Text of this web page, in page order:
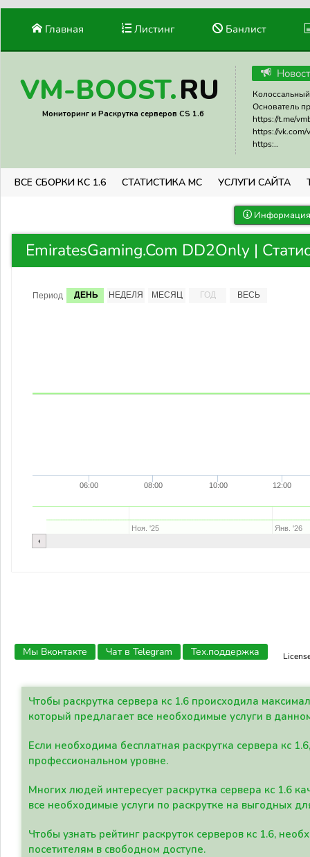
Главная Листинг Банлист
VM-BOOST.RU
Мониторинг и Раскрутка серверов CS 1.6
Основатель
https://t.me/
https://vk.com/
https:..
ВСЕ СБОРКИ КС 1.6 СТАТИСТИКА МС УСЛУГИ САЙТА
EmiratesGaming.Com DD2Only |
Период ДЕНЬ НЕДЕЛЯ МЕСЯЦ ГОД ВЕСЬ
06:00 08:00 10:00 12:00
Ноя. '25 Янв. '26
Мы Вконтакте Чат в Telegram Тех.поддержка
Чтобы раскрутка сервера кс 1.6 происходила
который предлагает все необходимые услуги в
Если необходима бесплатная раскрутка сервера кс
профессиональном уровне.
Многих людей интересует раскрутка сервера кс 1.6
все необходимые услуги по раскрутке на выгодных
Чтобы узнать рейтинг раскруток серверов кс 1.6,
посетителям в свободном доступе.